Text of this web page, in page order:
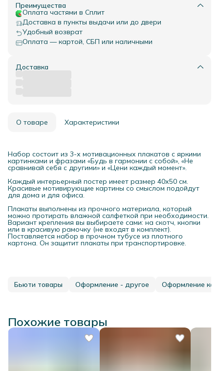
Преимущества
Оплата частями в Сплит
Доставка в пункты выдачи или до двери
Удобный возврат
Оплата — картой, СБП или наличными
Доставка
О товаре Характеристики
Набор состоит из 3-х мотивационных плакатов с яркими
картинками и фразами «Будь в гармонии с собой», «Не
сравнивай себя с другими» и «Цени каждый момент».
Каждый интерьерный постер имеет размер 40х50 см.
Красивые мотивирующие картины со смыслом подойдут
для дома и для офиса.
Плакаты выполнены из прочного материала, который
можно протирать влажной салфеткой при необходимости.
Вариант крепления вы выбираете сами: на скотч, кнопки
или в красивую рамочку (не входят в комплект).
Поставляется набор в прочном тубусе из плотного
картона. Он защитит плакаты при транспортировке.
Бьюти товары Оформление - другое Оформление
Похожие товары